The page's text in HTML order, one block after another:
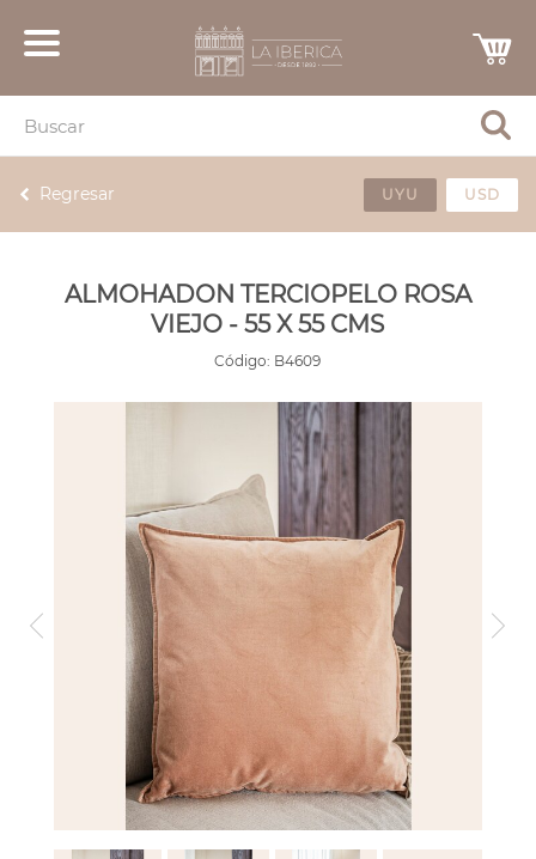
Regresar UYU USD
ALMOHADON TERCIOPELO ROSA
VIEJO - 55 X 55 CMS
Código: B4609